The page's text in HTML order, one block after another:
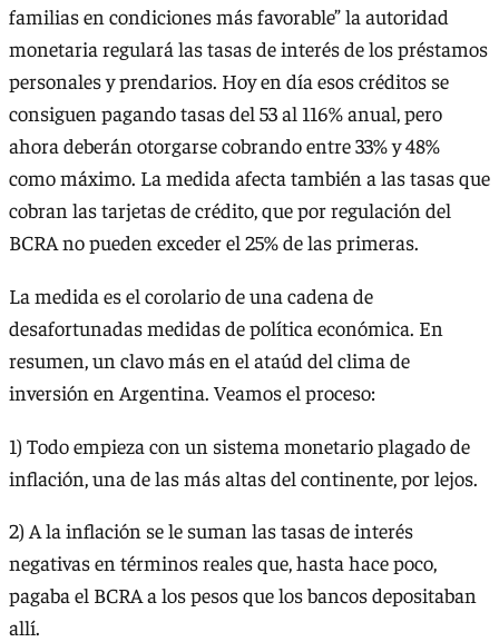
familias en condiciones más favorable” la autoridad
monetaria regulará las tasas de interés de los préstamos
personales y prendarios. Hoy en día esos créditos se
consiguen pagando tasas del 53 al 116% anual, pero
ahora deberán otorgarse cobrando entre 33% y 48%
como máximo. La medida afecta también a las tasas que
cobran las tarjetas de crédito, que por regulación del
BCRA no pueden exceder el 25% de las primeras.
La medida es el corolario de una cadena de
desafortunadas medidas de política económica. En
resumen, un clavo más en el ataúd del clima de
inversión en Argentina. Veamos el proceso:
1) Todo empieza con un sistema monetario plagado de
inflación, una de las más altas del continente, por lejos.
2) A la inflación se le suman las tasas de interés
negativas en términos reales que, hasta hace poco,
pagaba el BCRA a los pesos que los bancos depositaban
allí.